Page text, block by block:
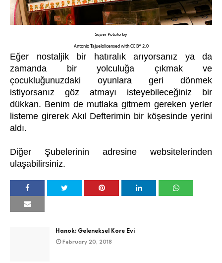
Super Potatoby
Antonio Tajuelolicensed withCC BY 2.0
Eğer nostaljik bir hatıralık arıyorsanız ya da
zamanda bir yolculuğa çıkmak ve
çocukluğunuzdaki oyunlara geri dönmek
istiyorsanız göz atmayı isteyebileceğiniz bir
dükkan. Benim de mutlaka gitmem gereken yerler
listeme girerek Akıl Defterimin bir köşesinde yerini
aldı.
Diğer Şubelerinin adresine websitelerinden
ulaşabilirsiniz.
Hanok: Geleneksel Kore Evi
February 20, 2018